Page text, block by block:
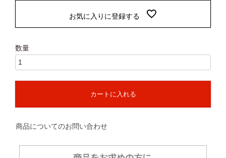
お気に入りに登録する
カートに入れる
商品についてのお問い合わせ